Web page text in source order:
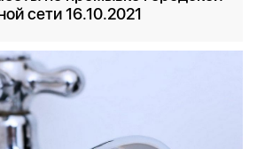
сети 16.10.2021